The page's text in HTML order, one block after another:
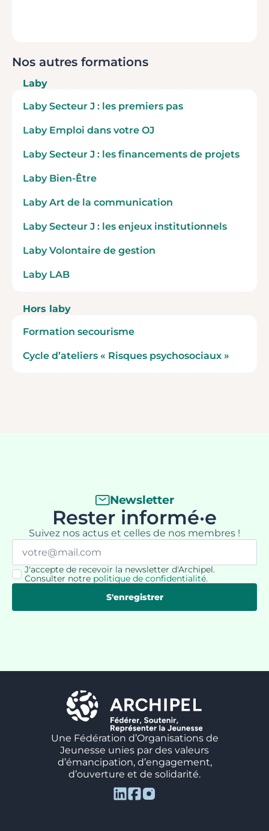
Nos autres formations
Laby
Laby Secteur J : les premiers pas
Laby Emploi dans votre OJ
Laby Secteur J : les financements de projets
Laby Bien-Être
Laby Art de la communication
Laby Secteur J : les enjeux institutionnels
Laby Volontaire de gestion
Laby LAB
Hors laby
Formation secourisme
Cycle d’ateliers « Risques psychosociaux »
Newsletter
Rester informé·e
Suivez nos actus et celles de nos membres !
Email
RGPD
*
J'accepte de recevoir la newsletter d'Archipel.
Consulter notre politique de confidentialité.
S'enregistrer
Une Fédération d’Organisations de
Jeunesse unies par des valeurs
d’émancipation, d’engagement,
d’ouverture et de solidarité.